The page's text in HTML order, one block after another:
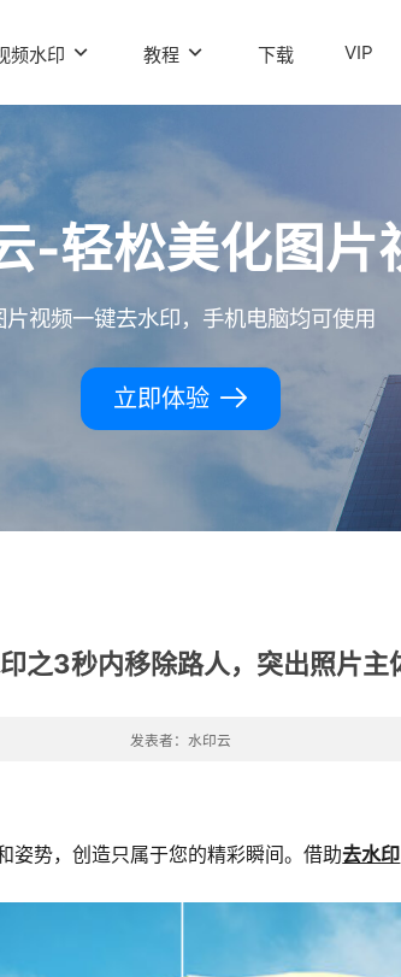
频水印 教程 下载 VIP
-轻松美化图片
片视频一键去水印，手机电脑均可使用
立即体验
之3秒内移除路人，突出照片主
发表者：水印云
姿势，创造只属于您的精彩瞬间。借助去水印